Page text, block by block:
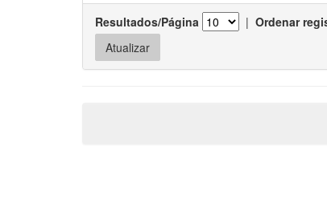
Resultados/Página | Ordenar